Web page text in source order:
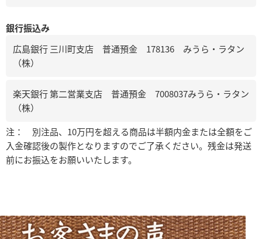
銀行振込み
広島銀行 三川町支店 普通預金 178136 みうら・ラタン
（株）
楽天銀行 第二営業支店 普通預金 7008037みうら・ラタン
（株）
注： 別注品、10万円を超える商品は半額内金または全額をご
入金確認後の製作となりますのでご了承ください。残金は発送
前にお振込をお願いいたします。